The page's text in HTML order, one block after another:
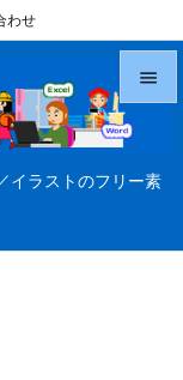
イラストのフリー素



わせ